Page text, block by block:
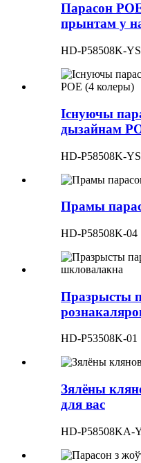
Парасон
прынтам у
HD-P58508K-
Існуючы
дызайнам
HD-P58508K-
Прамы
HD-P58508K-04
Празрысты
HD-P53508K-01
Зялёны
для вас
HD-P58508KA-